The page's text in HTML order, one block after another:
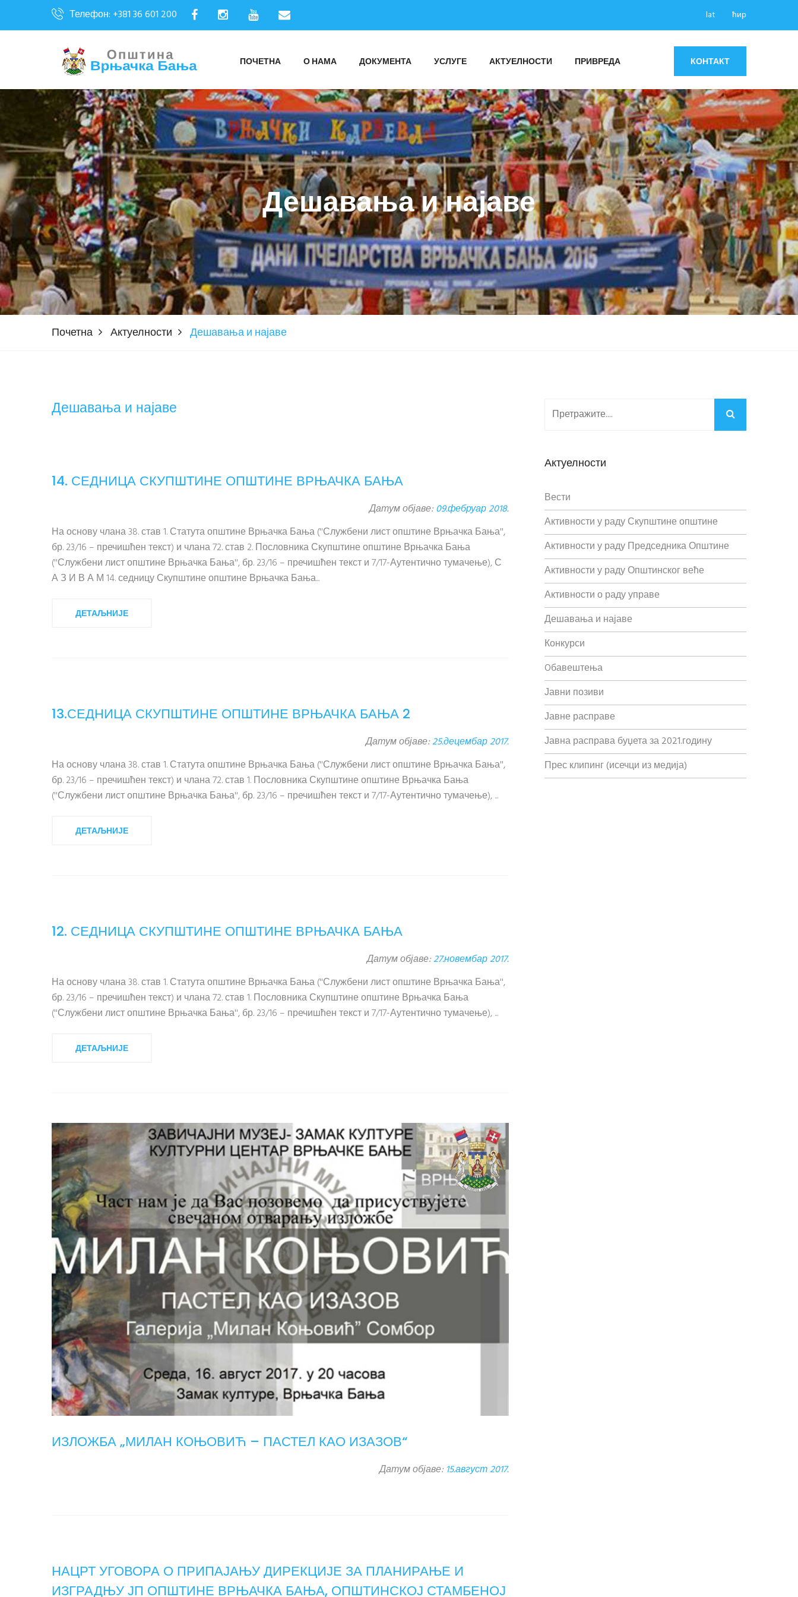
Телефон: +381 36 601 200 lat ћир
ПОЧЕТНА О НАМА ДОКУМЕНТА УСЛУГЕ АКТУЕЛНОСТИ ПРИВРЕДА КОНТАКТ
Дешавања и најаве
Почетна Актуелности Дешавања и најаве
Дешавања и најаве
14. СЕДНИЦА СКУПШТИНЕ ОПШТИНЕ ВРЊАЧКА БАЊА
Датум објаве:09.фебруар 2018.
На основу члана 38. став 1. Статута општине Врњачка Бања (''Службени лист општине Врњачка Бања'',
бр. 23/16 – пречишћен текст) и члана 72. став 2. Пословника Скупштине општине Врњачка Бања
(''Службени лист општине Врњачка Бања'', бр. 23/16 – пречишћен текст и 7/17-Аутентично тумачење), С
А З И В А М 14. седницу Скупштине општине Врњачка Бања...
ДЕТАЉНИЈЕ
13.СЕДНИЦА СКУПШТИНЕ ОПШТИНЕ ВРЊАЧКА БАЊА 2
Датум објаве:25.децембар 2017.
На основу члана 38. став 1. Статута општине Врњачка Бања (''Службени лист општине Врњачка Бања'',
бр. 23/16 – пречишћен текст) и члана 72. став 1. Пословника Скупштине општине Врњачка Бања
(''Службени лист општине Врњачка Бања'', бр. 23/16 – пречишћен текст и 7/17-Аутентично тумачење), ...
ДЕТАЉНИЈЕ
12. СЕДНИЦА СКУПШТИНЕ ОПШТИНЕ ВРЊАЧКА БАЊА
Датум објаве:27.новембар 2017.
На основу члана 38. став 1. Статута општине Врњачка Бања (''Службени лист општине Врњачка Бања'',
бр. 23/16 – пречишћен текст) и члана 72. став 1. Пословника Скупштине општине Врњачка Бања
(''Службени лист општине Врњачка Бања'', бр. 23/16 – пречишћен текст и 7/17-Аутентично тумачење), ...
ДЕТАЉНИЈЕ
ИЗЛОЖБА „МИЛАН КОЊОВИЋ – ПАСТЕЛ КАО ИЗАЗОВ“
Датум објаве:15.август 2017.
НАЦРТ УГОВОРА О ПРИПАЈАЊУ ДИРЕКЦИЈЕ ЗА ПЛАНИРАЊЕ И
ИЗГРАДЊУ ЈП ОПШТИНЕ ВРЊАЧКА БАЊА, ОПШТИНСКОЈ СТАМБЕНОЈ
Актуелности
Вести
Активности у раду Скупштине општине
Активности у раду Председника Општине
Активности у раду Општинског веће
Активности о раду управе
Дешавања и најаве
Конкурси
Oбавештења
Јавни позиви
Јавне расправе
Јавна расправа буџета за 2021.годину
Прес клипинг (исечци из медија)